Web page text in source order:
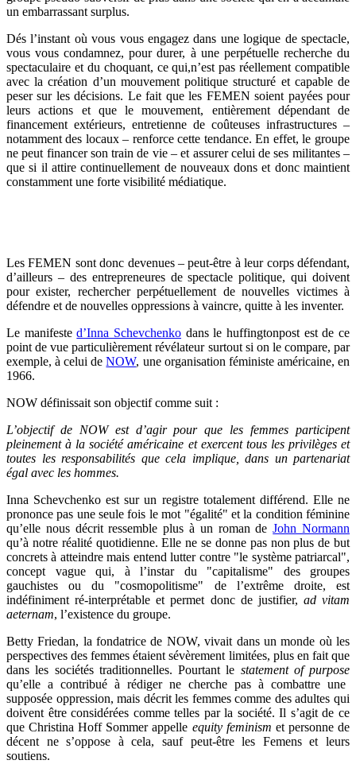
un embarrassant surplus.
Dés l’instant où vous vous engagez dans une logique de spectacle,
vous vous condamnez, pour durer, à une perpétuelle recherche du
spectaculaire et du choquant, ce qui,n’est pas réellement compatible
avec la création d’un mouvement politique structuré et capable de
peser sur les décisions. Le fait que les FEMEN soient payées pour
leurs actions et que le mouvement, entièrement dépendant de
financement extérieurs, entretienne de coûteuses infrastructures –
notamment des locaux – renforce cette tendance. En effet, le groupe
ne peut financer son train de vie – et assurer celui de ses militantes –
que si il attire continuellement de nouveaux dons et donc maintient
constamment une forte visibilité médiatique.
Les FEMEN sont donc devenues – peut-être à leur corps défendant,
d’ailleurs – des entrepreneures de spectacle politique, qui doivent
pour exister, rechercher perpétuellement de nouvelles victimes à
défendre et de nouvelles oppressions à vaincre, quitte à les inventer.
Le manifested’Inna Schevchenko dans le huffingtonpost est de ce
point de vue particulièrementrévélateursurtout si on le compare, par
exemple, à celui deNOW, une organisation féministe américaine,en
1966.
NOW définissait son objectif comme suit :
L’objectif de NOW est d’agir pour que les femmes participent
pleinement à la société américaine et exercent tous les privilèges et
toutes les responsabilités que cela implique, dans un partenariat
égal avec les hommes.
Inna Schevchenko est sur un registre totalement différend. Elle ne
prononce pas une seule fois le mot "égalité" et la condition féminine
qu’elle nous décrit ressemble plus à un roman deJohn Normann
qu’à notre réalité quotidienne. Elle ne se donne pas non plus de but
concrets à atteindre mais entend lutter contre "le système patriarcal",
concept vague qui, à l’instar du "capitalisme" des groupes
gauchistes ou du "cosmopolitisme" de l’extrême droite,est
indéfiniment ré-interprétableet permet donc de justifier, ad vitam
aeternam, l’existence du groupe.
Betty Friedan, la fondatrice de NOW, vivait dans un monde où les
perspectives des femmes étaient sévèrement limitées, plus en fait que
dans les sociétés traditionnelles. Pourtantle statement of purpose
qu’elle a contribué à rédiger ne cherche pas à combattre une
supposée oppression, mais décrit les femmes comme des adultes qui
doivent être considérées comme telles par la société.Il s’agit de ce
que Christina Hoff Sommer appelle equity feminism et personne de
décent ne s’oppose à cela, sauf peut-être les Femens et leurs
soutiens.